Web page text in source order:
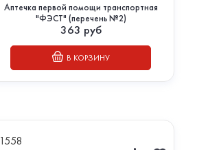
Аптечка первой помощи транспортная
"ФЭСТ" (перечень №2)
363 руб
В КОРЗИНУ
1558